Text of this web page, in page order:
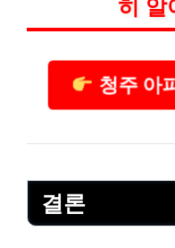
히 알
청주 아
결론